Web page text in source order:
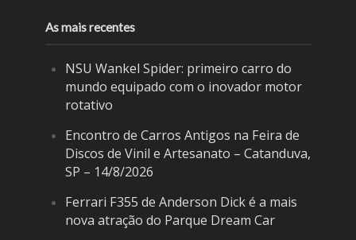
As mais recentes
NSU Wankel Spider: primeiro carro do
mundo equipado com o inovador motor
rotativo
Encontro de Carros Antigos na Feira de
Discos de Vinil e Artesanato – Catanduva,
SP – 14/8/2026
Ferrari F355 de Anderson Dick é a mais
nova atração do Parque Dream Car